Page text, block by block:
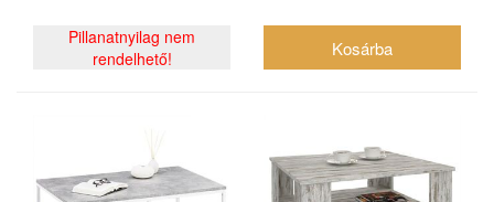
Pillanatnyilag nem
rendelhető!